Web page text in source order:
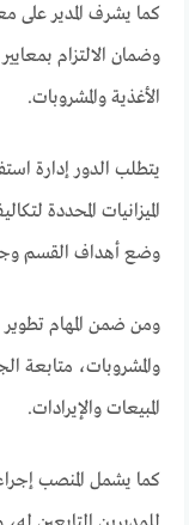
كما يشرف المدير على
وضمان الالتزام
الأغذية والمشروبات.
يتطلب الدور إدارة
الميزانيات المحددة
وضع أهداف القسم
ومن ضمن المهام تطوير
والمشروبات، متابعة
المبيعات والإيرادات.
كما يشمل المنصب